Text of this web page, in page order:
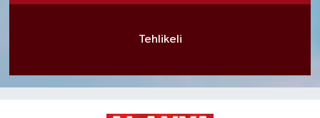
Tehlikeli